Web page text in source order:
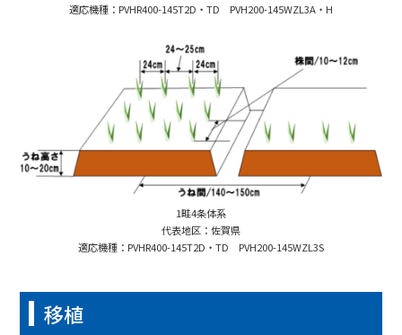
適応機種：PVHR400-145T2D・TD PVH200-145WZL3A・H
1畦4条体系
代表地区：佐賀県
適応機種：PVHR400-145T2D・TD PVH200-145WZL3S
移植